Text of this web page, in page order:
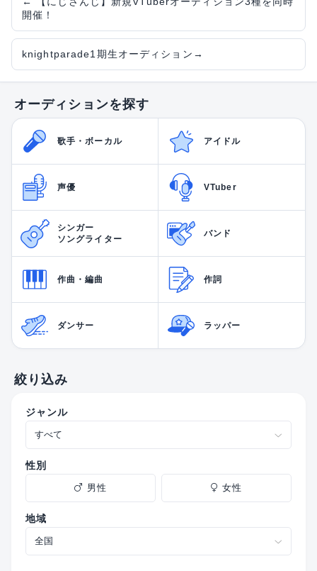
開催！
knightparade1期生オーディション →
オーディションを探す
歌手・ボーカル アイドル
声優 VTuber
シンガー
ソングライター
バンド
作曲・編曲 作詞
ダンサー ラッパー
絞り込み
ジャンル
性別
男性 女性
地域